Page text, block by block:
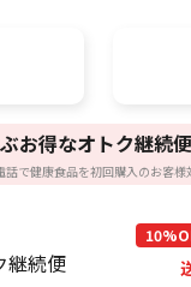
お得なオトク継続
で健康食品を初回購入のお客様
継続便